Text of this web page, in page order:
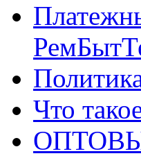
Что